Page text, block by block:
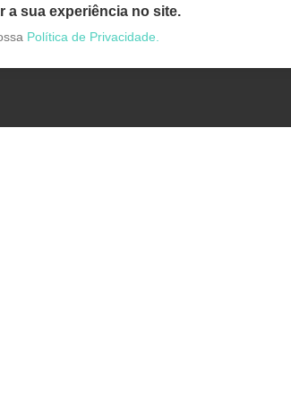
a sua experiência no site.
Política de Privacidade.